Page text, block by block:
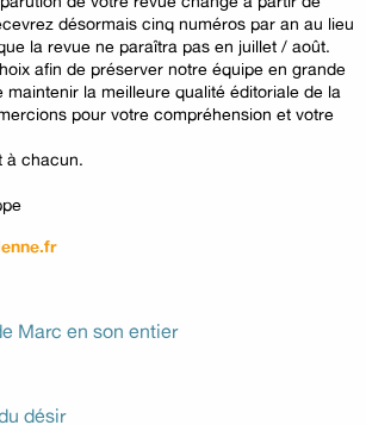
désormais cinq numéros par an au lieu
la revue ne paraîtra pas en juillet / août.
afin de préserver notre équipe en grande
maintenir la meilleure qualité éditoriale de la
pour votre compréhension et votre
à chacun.
Marc en son entier
désir